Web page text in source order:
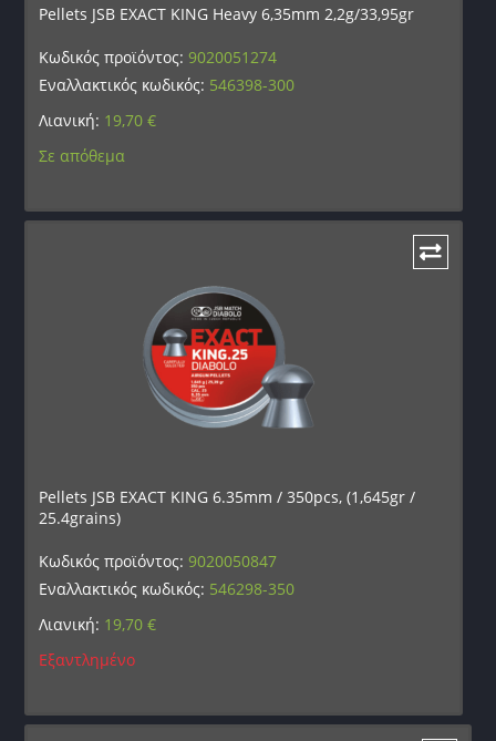
Pellets JSB EXACT KING Heavy 6,35mm 2,2g/33,95gr
Κωδικός προϊόντος:9020051274
Εναλλακτικός κωδικός: 546398-300
Λιανική: 19,70€
Σε απόθεμα
Pellets JSB EXACT KING 6.35mm / 350pcs, (1,645gr /
25.4grains)
Κωδικός προϊόντος:9020050847
Εναλλακτικός κωδικός: 546298-350
Λιανική: 19,70€
Εξαντλημένο